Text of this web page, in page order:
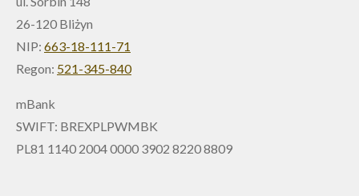
26-120 Bliżyn
NIP: 663-18-111-71
Regon: 521-345-840
mBank
SWIFT: BREXPLPWMBK
PL81 1140 2004 0000 3902 8220 8809